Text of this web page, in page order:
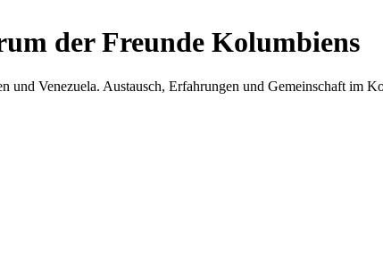
der Freunde Kolumbiens
Venezuela. Austausch, Erfahrungen und Gemeinschaft im